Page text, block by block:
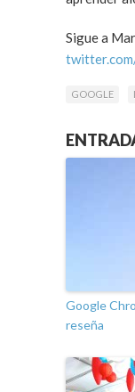
Sigue a
GOOGLE
Google
reseña